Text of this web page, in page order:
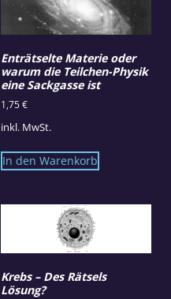
Enträtselte Materie oder
warum die Teilchen-Physik
eine Sackgasse ist
1,75€
inkl. MwSt.
In den Warenkorb
Krebs – Des Rätsels
Lösung?